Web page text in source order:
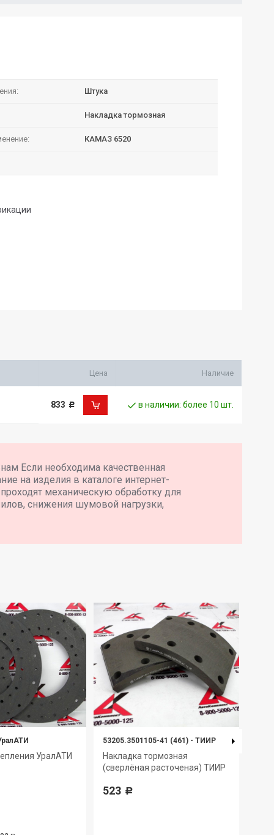
Штука
Накладка тормозная
КАМАЗ 6520
Цена Наличие
833 Р в наличии: более 10 шт.
Если необходима качественная
на изделия в каталоге интернет-
механическую обработку для
снижения шумовой нагрузки,
УралАТИ
53205.3501105-41 (461) - ТИИР
Накладка тормозная
(сверлёная расточеная) ТИИР
523 Р